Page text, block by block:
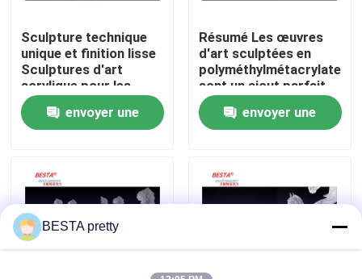
Contrôle de la qualité
Nous contacter
Nouvelles
Les affaires
Sculpture technique
unique et finition lisse
Sculptures d'art
acrylique pour les
marchés finaux
envoyer une
Résumé Les œuvres
d'art sculptées en
polyméthylmétacrylate
sont un ajout parfait
aux espaces
modernesenvoyer une
BESTA pretty